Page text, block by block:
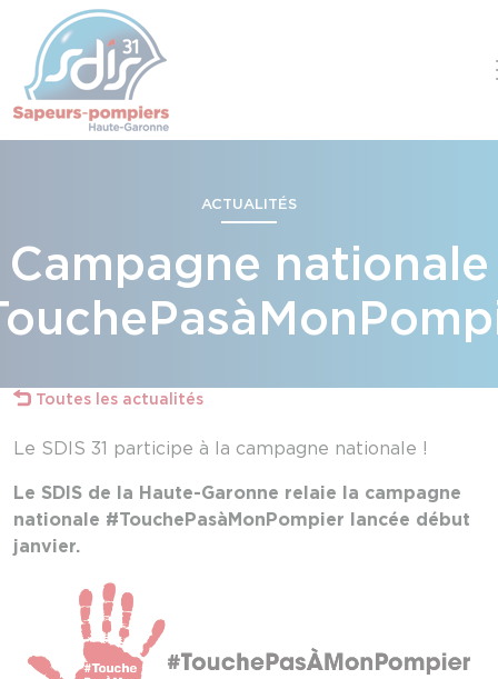
ACTUALITÉS
Campagne nationale
Toutes les actualités
Le SDIS 31 participe à la campagne nationale !
Le SDIS de la Haute-Garonne relaie la campagne
nationale #TouchePasàMonPompier lancée début
janvier.
Panneau de gestion des cookies